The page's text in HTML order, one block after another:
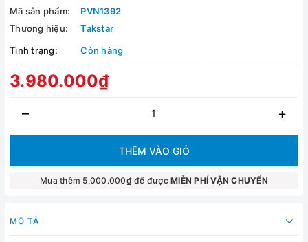
Mã sản phẩm:
PVN1392
Thương hiệu:
Takstar
Tình trạng:
Còn hàng
3.980.000₫
– +
THÊM VÀO GIỎ
Mua thêm 5.000.000₫ để đượcMIỄN PHÍ VẬN CHUYỂN
MÔ TẢ